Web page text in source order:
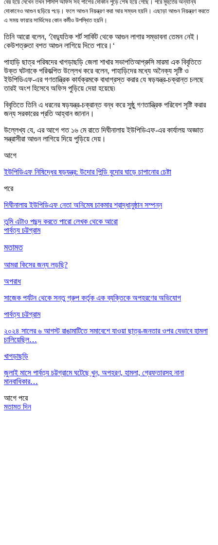
বের হয়ে দেখেন তখন পিসিপি অফিস সহ পাশের দোকান পুড়ে শেষ হয়ে গেছে । পরে মুহুর্তের অন্যান্য
দোকানেও আগুন ছড়িয়ে পড়ে। ফলে আগুন নিয়ন্ত্রণ করা আর সম্ভব হয়নি । এছাড়া আগুন নিয়ন্ত্রণ করতে
এ সময় ফায়ার সার্ভিসের কোন কর্মীও উপস্থিত হয়নি ।
তিনি আরো বলেন, ‘বৈদ্যুতিক শর্ট সার্কিট থেকে আগুন লাগার সম্ভাবনা তেমন নেই ।
কেউশত্রুতা বশত আগুনলাগিয়ে দিতে পারে। ‘
পাহাড়ি ছাত্র পরিষদের খাগড়াছড়ি জেলা শাখার সভাপতিআপ্রুসি মারমা এক বিবৃতিতে
উক্ত ঘটনাকে পরিকল্পিত উল্লেখ করে বলেন, পাহাড়িদের মধ্যে অনৈক্য সৃষ্টি ও
ইউপিডিএফ-এর গণতান্ত্রিক কার্যক্রমকে বাধাগ্রস্ত করার যে ষড়যন্ত্র-চক্রান্ত চলছে
তারই অংশ হিসেবে অফিস পুড়িয়ে দেয়া হয়েছে৷
বিবৃতিতে তিনি এ ধরনের ষড়যন্ত্র-চক্রান্ত বন্ধ করে সুষ্ঠু গণতান্ত্রিক পরিবেশ সৃষ্টি করার
জন্য সরকারের প্রতি আহ্বান জানান।
উল্লেখ্য যে, এর আগে গত ১৬ মে রাতে দিঘীনালায় ইউপিডিএফ-এর কার্যালয় অজ্ঞাত
সন্ত্রাসীরা আগুন লাগিয়ে দিয়ে পুড়িয়ে দেয় ।
আগে
ইউপিডিএফ নিষিদ্ধের ষড়যন্ত্র: উদোর পিন্ডি বুদোর ঘাড়ে চাপানোর চেষ্টা
পরে
দিঘীনালায় ইউপিডিএফ নেতা অনিমেষ চাকমার শ্রাদ্ধানুষ্ঠান সম্পন্ন
তুমি এটাও পছন্দ করতে পারো লেখক থেকে আরো
পার্বত্য চট্টগ্রাম
মতামত
আমরা কিসের জন্য লড়ছি?
অপরাধ
সাজেক পর্যটন থেকে সন্তু গ্রুপ কর্তৃক এক ব্যক্তিকে অপহরণের অভিযোগ
পার্বত্য চট্টগ্রাম
২০২৪ সালের ৬ আগস্ট রাঙামাটিতে সমাবেশে যাওয়া ছাত্র-জনতার ওপর যেভাবে হামলা
চালিয়েছিল…
খাগড়াছড়ি
জুলাই মাসে পার্বত্য চট্টগ্রামে ঘটেছে খুন, অপহরণ, হামলা, গ্রেফতারসহ নানা
মানবাধিকার…
আগে পরে
মতামত দিন